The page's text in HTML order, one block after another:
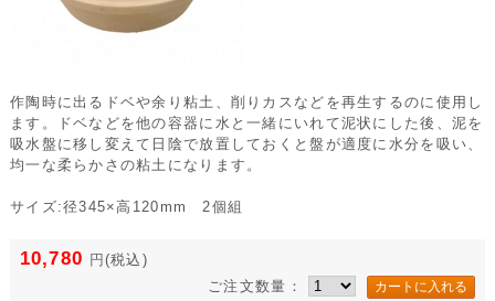
作陶時に出るドベや余り粘土、削りカスなどを再生するのに使用し
ます。ドベなどを他の容器に水と一緒にいれて泥状にした後、泥を
吸水盤に移し変えて日陰で放置しておくと盤が適度に水分を吸い、
均一な柔らかさの粘土になります。
サイズ:径345×高120mm 2個組
10,780 円 (税込)
ご注文数量：